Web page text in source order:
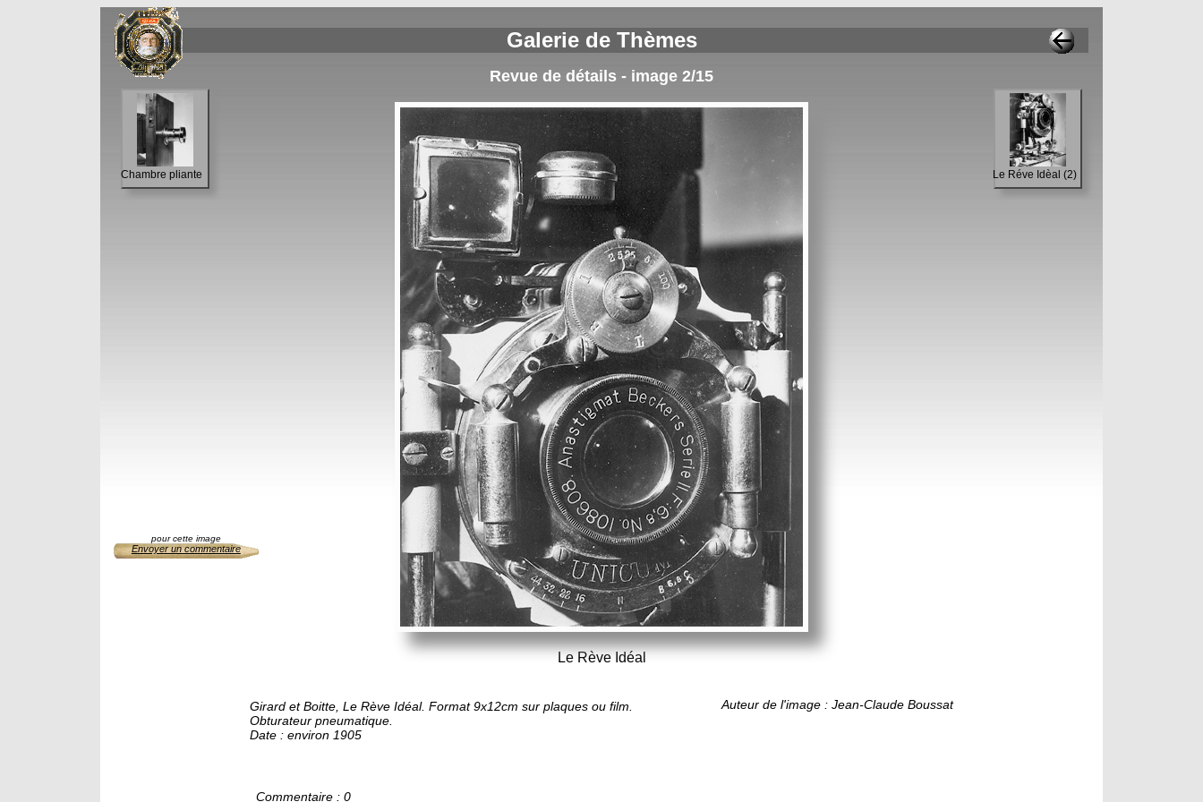
Galerie de Thèmes
Revue de détails - image 2/15
Chambre pliante Le Réve Idèal (2)
pour cette image
Envoyer un commentaire
Le Rève Idéal
Girard et Boitte, Le Rève Idéal. Format 9x12cm sur plaques ou film.
Obturateur pneumatique.
Date : environ 1905
Auteur de l'image : Jean-Claude Boussat
Commentaire : 0